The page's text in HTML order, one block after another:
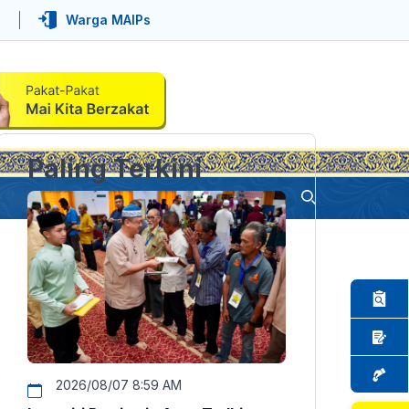
Warga MAIPs
Paling Terkini
2026/08/07 8:59 AM